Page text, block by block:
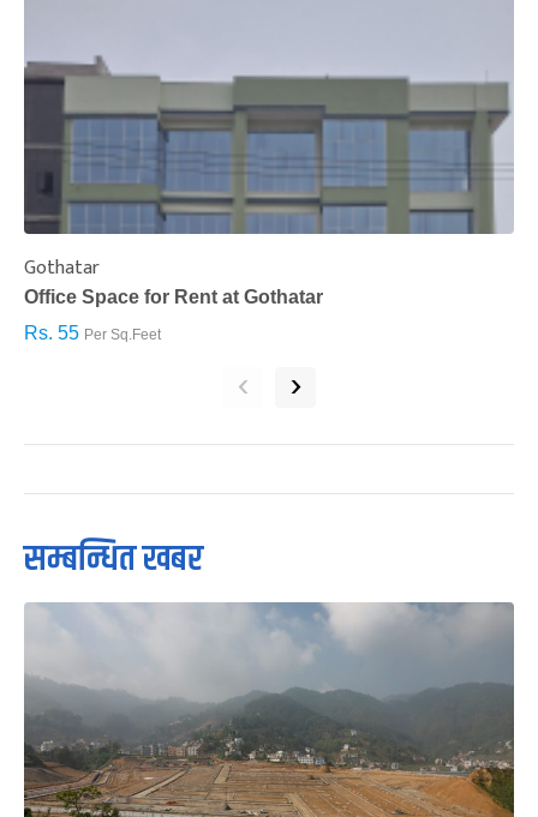
Gothatar
Office Space for Rent at Gothatar
Rs. 55 Per Sq.Feet
‹ ›
सम्बन्धित खबर